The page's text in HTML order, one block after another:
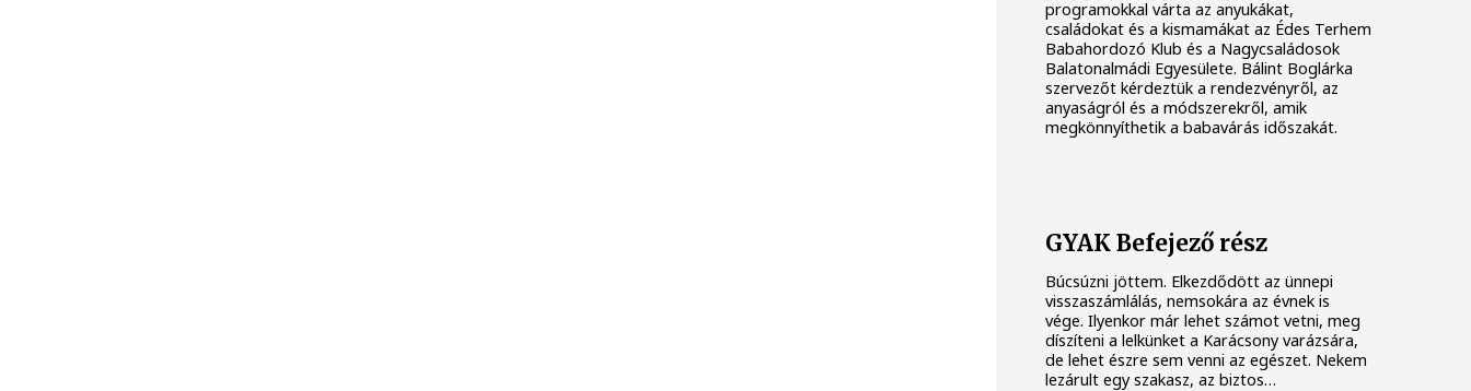
programokkal várta az anyukákat,
családokat és a kismamákat az Édes Terhem
Babahordozó Klub és a Nagycsaládosok
Balatonalmádi Egyesülete. Bálint Boglárka
szervezőt kérdeztük a rendezvényről, az
anyaságról és a módszerekről, amik
megkönnyíthetik a babavárás időszakát.
GYAK Befejező rész
Búcsúzni jöttem. Elkezdődött az ünnepi
visszaszámlálás, nemsokára az évnek is
vége. Ilyenkor már lehet számot vetni, meg
díszíteni a lelkünket a Karácsony varázsára,
de lehet észre sem venni az egészet. Nekem
lezárult egy szakasz, az biztos…